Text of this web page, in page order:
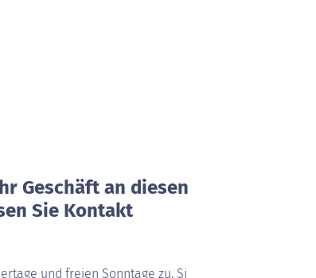
Geschäft an diesen
Sie Kontakt
und freien Sonntage zu. Si